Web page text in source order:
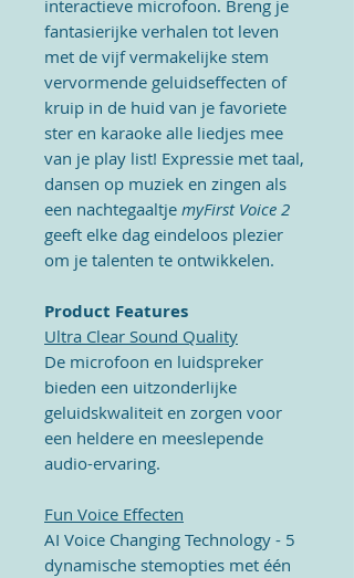
interactieve microfoon. Breng je
fantasierijke verhalen tot leven
met de vijf vermakelijke stem
vervormende geluidseffecten of
kruip in de huid van je favoriete
ster en karaoke alle liedjes mee
van je play list! Expressie met taal,
dansen op muziek en zingen als
een nachtegaaltje myFirst Voice 2
geeft elke dag eindeloos plezier
om je talenten te ontwikkelen.
Product Features
Ultra Clear Sound Quality
De microfoon en luidspreker
bieden een uitzonderlijke
geluidskwaliteit en zorgen voor
een heldere en meeslepende
audio-ervaring.
Fun Voice Effecten
AI Voice Changing Technology - 5
dynamische stemopties met één